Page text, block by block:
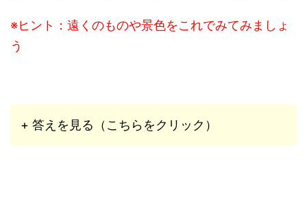
※ヒント：遠くのものや景色をこれでみてみましょ
う
+ 答えを見る（こちらをクリック）